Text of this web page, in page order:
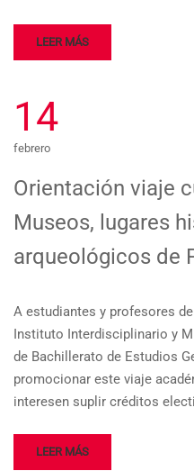
LEER MÁS
14
febrero
Orientación viaje
Museos, lugares
arqueológicos de
A estudiantes y profesores
Instituto Interdisciplinario y
de Bachillerato de Estudios
promocionar este viaje
interesen suplir créditos
LEER MÁS